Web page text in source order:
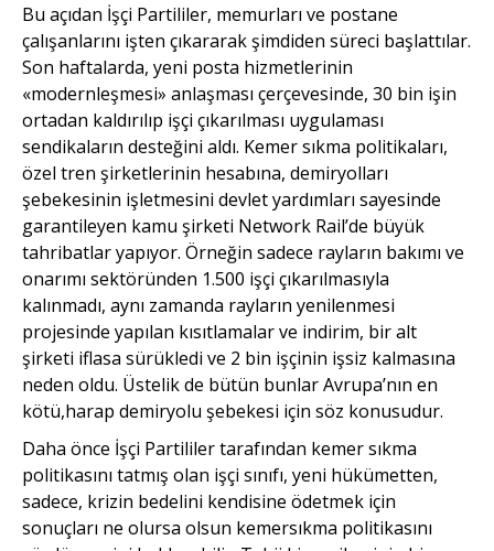
Bu açıdan İşçi Partililer, memurları ve postane
çalışanlarını işten çıkararak şimdiden süreci başlattılar.
Son haftalarda, yeni posta hizmetlerinin
«modernleşmesi» anlaşması çerçevesinde, 30 bin işin
ortadan kaldırılıp işçi çıkarılması uygulaması
sendikaların desteğini aldı. Kemer sıkma politikaları,
özel tren şirketlerinin hesabına, demiryolları
şebekesinin işletmesini devlet yardımları sayesinde
garantileyen kamu şirketi Network Rail’de büyük
tahribatlar yapıyor. Örneğin sadece rayların bakımı ve
onarımı sektöründen 1.500 işçi çıkarılmasıyla
kalınmadı, aynı zamanda rayların yenilenmesi
projesinde yapılan kısıtlamalar ve indirim, bir alt
şirketi iflasa sürükledi ve 2 bin işçinin işsiz kalmasına
neden oldu. Üstelik de bütün bunlar Avrupa’nın en
kötü,harap demiryolu şebekesi için söz konusudur.
Daha önce İşçi Partililer tarafından kemer sıkma
politikasını tatmış olan işçi sınıfı, yeni hükümetten,
sadece, krizin bedelini kendisine ödetmek için
sonuçları ne olursa olsun kemersıkma politikasını